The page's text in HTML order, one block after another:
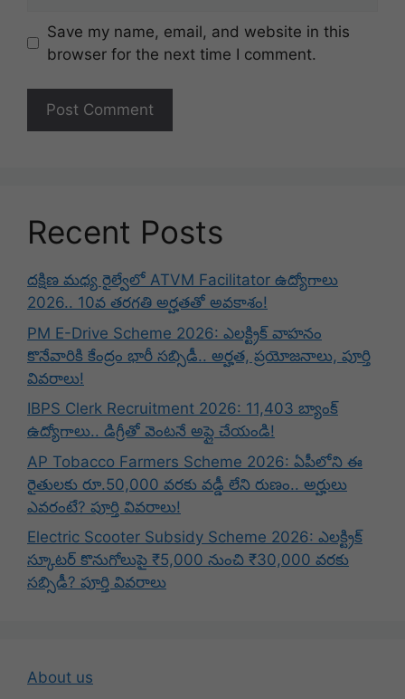
Save my name, email, and website in this
browser for the next time I comment.
Recent Posts
దక్షిణ మధ్య రైల్వేలో ATVM Facilitator ఉద్యోగాలు
2026.. 10వ తరగతి అర్హతతో అవకాశం!
PM E-Drive Scheme 2026: ఎలక్ట్రిక్ వాహనం
కొనేవారికి కేంద్రం భారీ సబ్సిడీ.. అర్హత, ప్రయోజనాలు, పూర్తి
వివరాలు!
IBPS Clerk Recruitment 2026: 11,403 బ్యాంక్
ఉద్యోగాలు.. డిగ్రీతో వెంటనే అప్లై చేయండి!
AP Tobacco Farmers Scheme 2026: ఏపీలోని ఈ
రైతులకు రూ.50,000 వరకు వడ్డీ లేని రుణం.. అర్హులు
ఎవరంటే? పూర్తి వివరాలు!
Electric Scooter Subsidy Scheme 2026: ఎలక్ట్రిక్
స్కూటర్ కొనుగోలుపై ₹5,000 నుంచి ₹30,000 వరకు
సబ్సిడీ? పూర్తి వివరాలు
About us